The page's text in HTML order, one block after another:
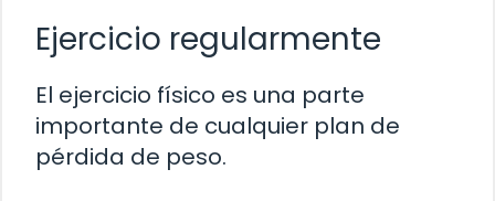
Ejercicio regularmente
El ejercicio físico es una parte
importante de cualquier plan de
pérdida de peso.